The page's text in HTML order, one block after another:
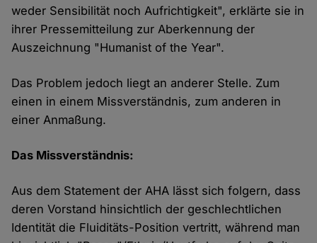
weder Sensibilität noch Aufrichtigkeit", erklärte sie in
ihrer Pressemitteilung zur Aberkennung der
Auszeichnung "Humanist of the Year".
Das Problem jedoch liegt an anderer Stelle. Zum
einen in einem Missverständnis, zum anderen in
einer Anmaßung.
Das Missverständnis:
Aus dem Statement der AHA lässt sich folgern, dass
deren Vorstand hinsichtlich der geschlechtlichen
Identität die Fluiditäts-Position vertritt, während man